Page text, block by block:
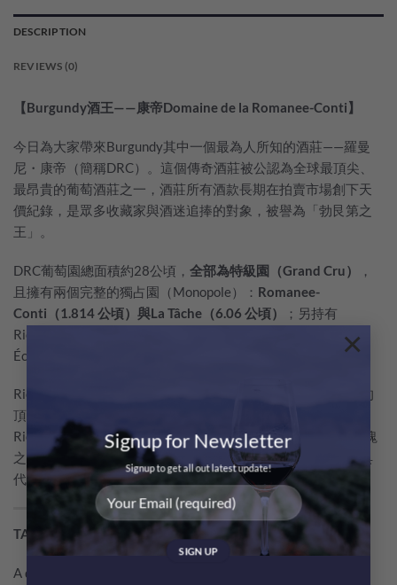
Signup for Newsletter
Signup to get all out latest update!
×
DESCRIPTION
REVIEWS (0)
【Burgundy酒王——康帝Domaine de la Romanee-Conti】
今日為大家帶來Burgundy其中一個最為人所知的酒莊——羅曼
尼・康帝（簡稱DRC）。這個傳奇酒莊被公認為全球最頂尖、
最昂貴的葡萄酒莊之一，酒莊所有酒款長期在拍賣市場創下天
價紀錄，是眾多收藏家與酒迷追捧的對象，被譽為「勃艮第之
王」。
DRC葡萄園總面積約28公頃， 全部為特級園（Grand Cru）
，
且擁有兩個完整的獨占園（Monopole）： Romanee-
Conti（1.814 公頃）與La Tâche（6.06 公頃）
；另持有
Richebourg、Romanee-Saint-Vivant、Grands Échezeaux、
Échezeaux及白葡萄酒頂級園Montrachet的珍貴地块。
Richebourg 是法國勃艮第Côte de Nuits Vosne – Romanée村的
頂級特級園，與 DRC核心園區相鄰，風土獨一無二。DRC在
Richebourg擁有約 3.51 公頃的葡萄園，是其最引以為傲的地塊
之一。DRC的Richebourg通常被認為是整個Richebourg中最具
代表性、最能展現其潛力的酒款之一。
TASTING NOTE BY WINE CRITICS
A discreet application of wood frames the even more complex